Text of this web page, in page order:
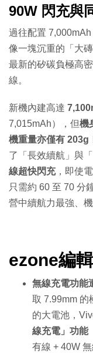
90W 閃充與
過往配置
像一塊沉重的「大
最新的矽碳負極高
線。
新機內建高達
7,015mAh），但機
機重量亦僅有 203g
了「長效續航」與
線超快閃充，即使
只需約 60 至 70 分
營中續航力最強、
ezone編
無線充電功能
取 7.99mm 的
的大電池，
線充電」功能
有線 + 40W